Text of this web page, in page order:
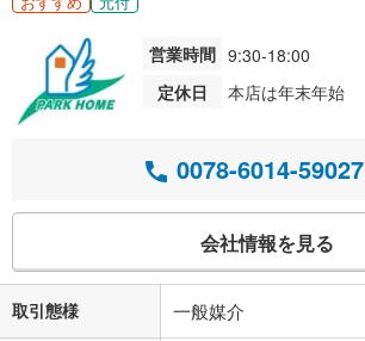
営業時間 9:30-18:00
定休日
本店は年末年始
0078-6014-59027
会社情報を見る
取引態様 一般媒介